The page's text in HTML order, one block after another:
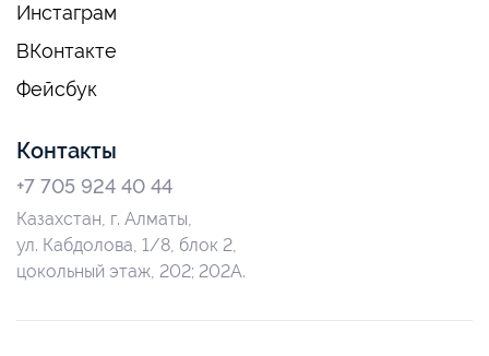
Инстаграм
ВКонтакте
Фейсбук
Контакты
+7 705 924 40 44
Казахстан, г. Алматы,
ул. Кабдолова, 1/8, блок 2,
цокольный этаж, 202; 202А.